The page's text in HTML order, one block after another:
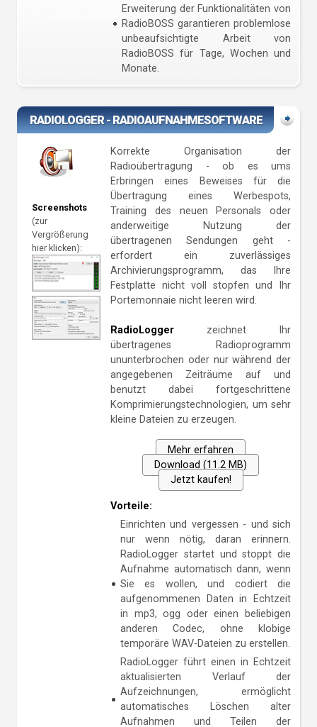
Erweiterung der Funktionalitäten von
RadioBOSS garantieren problemlose
unbeaufsichtigte Arbeit von
RadioBOSS für Tage, Wochen und
Monate.
RADIOLOGGER - RADIOAUFNAHMESOFTWARE
Screenshots
(zur
Vergrößerung
hier klicken):
Korrekte Organisation der
Radioübertragung - ob es ums
Erbringen eines Beweises für die
Übertragung eines Werbespots,
Training des neuen Personals oder
anderweitige Nutzung der
übertragenen Sendungen geht -
erfordert ein zuverlässiges
Archivierungsprogramm, das Ihre
Festplatte nicht voll stopfen und Ihr
Portemonnaie nicht leeren wird.
RadioLogger zeichnet Ihr
übertragenes Radioprogramm
ununterbrochen oder nur während der
angegebenen Zeiträume auf und
benutzt dabei fortgeschrittene
Komprimierungstechnologien, um sehr
kleine Dateien zu erzeugen.
Mehr erfahren
Download (11.2 MB)
Jetzt kaufen!
Vorteile:
Einrichten und vergessen - und sich
nur wenn nötig, daran erinnern.
RadioLogger startet und stoppt die
Aufnahme automatisch dann, wenn
Sie es wollen, und codiert die
aufgenommenen Daten in Echtzeit
in mp3, ogg oder einen beliebigen
anderen Codec, ohne klobige
temporäre WAV-Dateien zu erstellen.
RadioLogger führt einen in Echtzeit
aktualisierten Verlauf der
Aufzeichnungen, ermöglicht
automatisches Löschen alter
Aufnahmen und Teilen der